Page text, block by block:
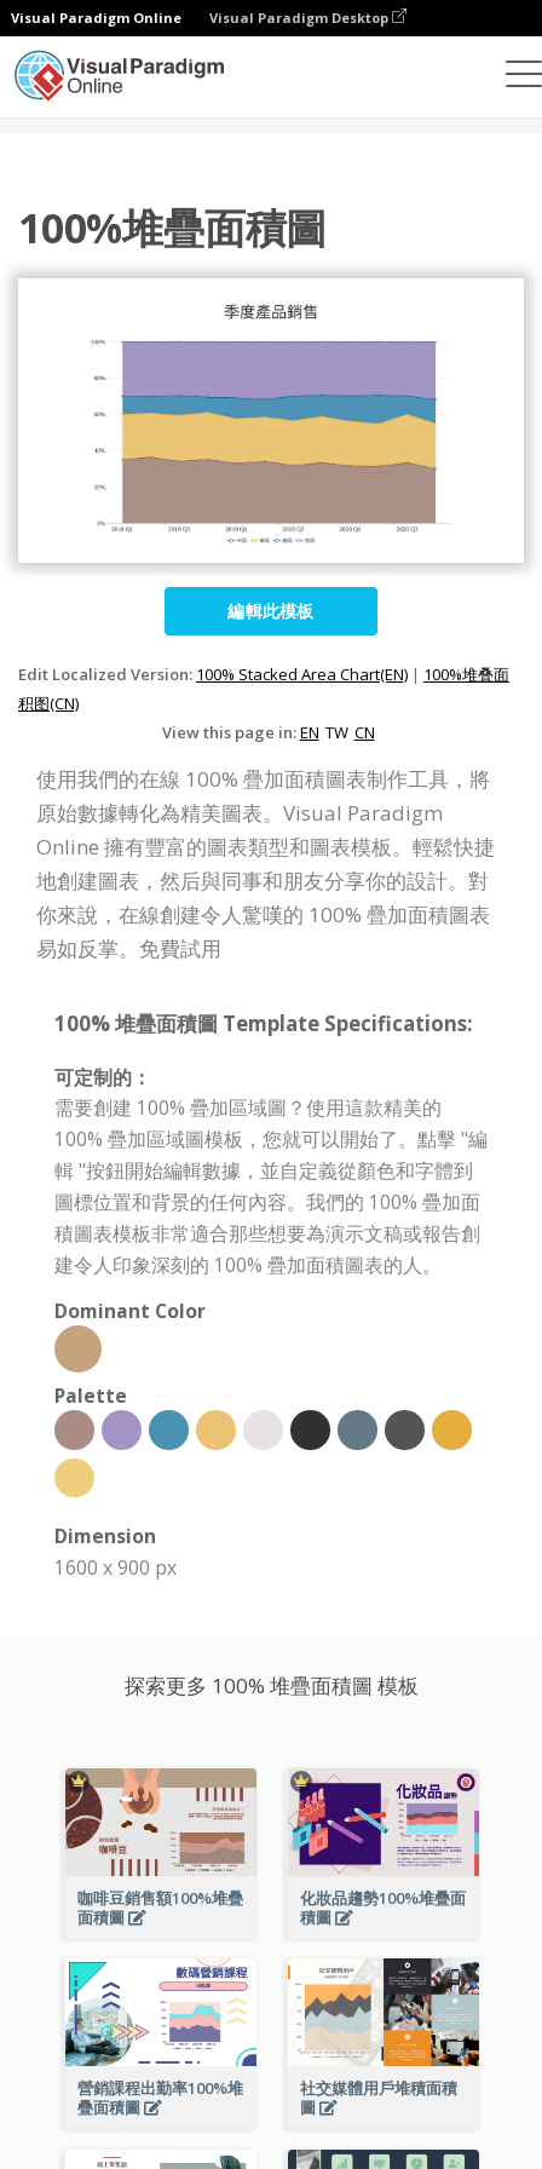
Visual Paradigm Online Visual Paradigm Desktop
100%堆疊面積圖
編輯此模板
Edit Localized Version: 100% Stacked Area Chart(EN) | 100%堆叠面
积图(CN)
View this page in:EN TW CN
使用我們的在線 100% 疊加面積圖表制作工具，將
原始數據轉化為精美圖表。Visual Paradigm
Online 擁有豐富的圖表類型和圖表模板。輕鬆快捷
地創建圖表，然后與同事和朋友分享你的設計。對
你來說，在線創建令人驚嘆的 100% 疊加面積圖表
易如反掌。免費試用
100% 堆疊面積圖 Template Specifications:
可定制的：
需要創建 100% 疊加區域圖？使用這款精美的
100% 疊加區域圖模板，您就可以開始了。點擊 "編
輯 "按鈕開始編輯數據，並自定義從顏色和字體到
圖標位置和背景的任何內容。我們的 100% 疊加面
積圖表模板非常適合那些想要為演示文稿或報告創
建令人印象深刻的 100% 疊加面積圖表的人。
Dominant Color
Palette
Dimension
1600 x 900 px
探索更多 100% 堆疊面積圖 模板
咖啡豆銷售額100%堆疊
面積圖
化妝品趨勢100%堆疊面
積圖
營銷課程出勤率100%堆
疊面積圖
社交媒體用戶堆積面積
圖